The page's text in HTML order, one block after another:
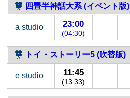
四畳半神話大系 (イベント版)
a studio 23:00
(04:30)
トイ・ストーリー5 (吹替版)
e studio 11:45
(13:33)